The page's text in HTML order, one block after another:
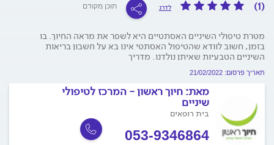
(1) לדרג תוכן מקודם
מטרת טיפולי השיניים האסתטיים היא לשפר את מראה החיוך. בו
בזמן, חשוב לוודא שהטיפול האסתטי אינו בא על חשבון בריאות
השיניים הטבעיות שאיתן נולדנו. מדריך
תאריך פרסום: 21/02/2022
מאת: חיוך ראשון - המרכז לטיפולי
שיניים
בית רופאים
053-9346864